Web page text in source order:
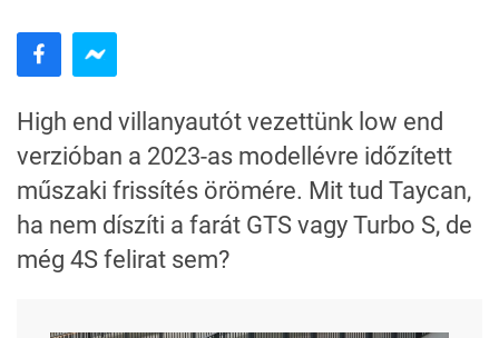
High end villanyautót vezettünk low end
verzióban a 2023-as modellévre időzített
műszaki frissítés örömére. Mit tud Taycan,
ha nem díszíti a farát GTS vagy Turbo S, de
még 4S felirat sem?